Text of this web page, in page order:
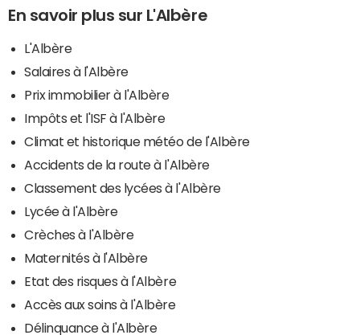
En savoir plus sur L'Albère
L'Albère
Salaires à l'Albère
Prix immobilier à l'Albère
Impôts et l'ISF à l'Albère
Climat et historique météo de l'Albère
Accidents de la route à l'Albère
Classement des lycées à l'Albère
Lycée à l'Albère
Crèches à l'Albère
Maternités à l'Albère
Etat des risques à l'Albère
Accès aux soins à l'Albère
Délinquance à l'Albère